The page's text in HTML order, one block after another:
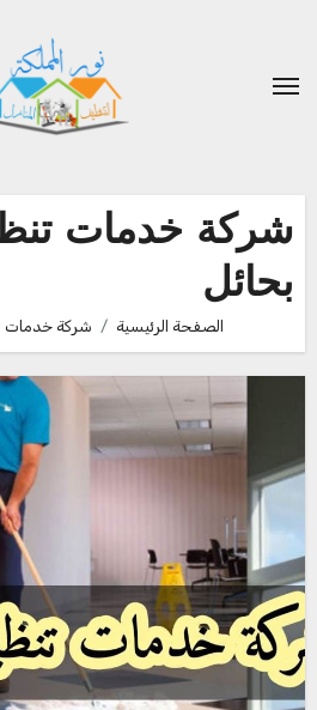
المحتوى
شركة خدمات
بحائل
الصفحة الرئيسية شركة خدمات